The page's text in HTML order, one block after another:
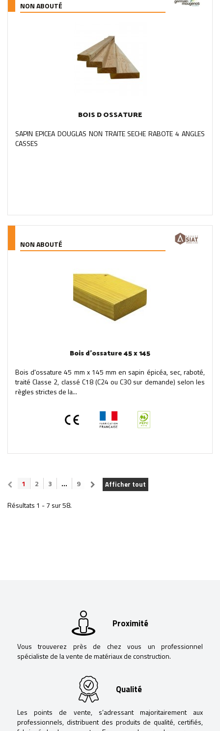
NON ABOUTÉ
BOIS D OSSATURE
SAPIN EPICEA DOUGLAS NON TRAITE SECHE RABOTE 4 ANGLES
CASSES
NON ABOUTÉ
Bois d'ossature 45 x 145
Bois d'ossature 45 mm x 145 mm en sapin épicéa, sec, raboté,
traité Classe 2, classé C18 (C24 ou C30 sur demande) selon les
règles strictes de la...
Afficher tout
1 2 3 ... 9
Résultats 1 - 7 sur 58.
Proximité
Vous trouverez près de chez vous un professionnel
spécialiste de la vente de matériaux de construction.
Qualité
Les points de vente, s’adressant majoritairement aux
professionnels, distribuent des produits de qualité, certifiés,